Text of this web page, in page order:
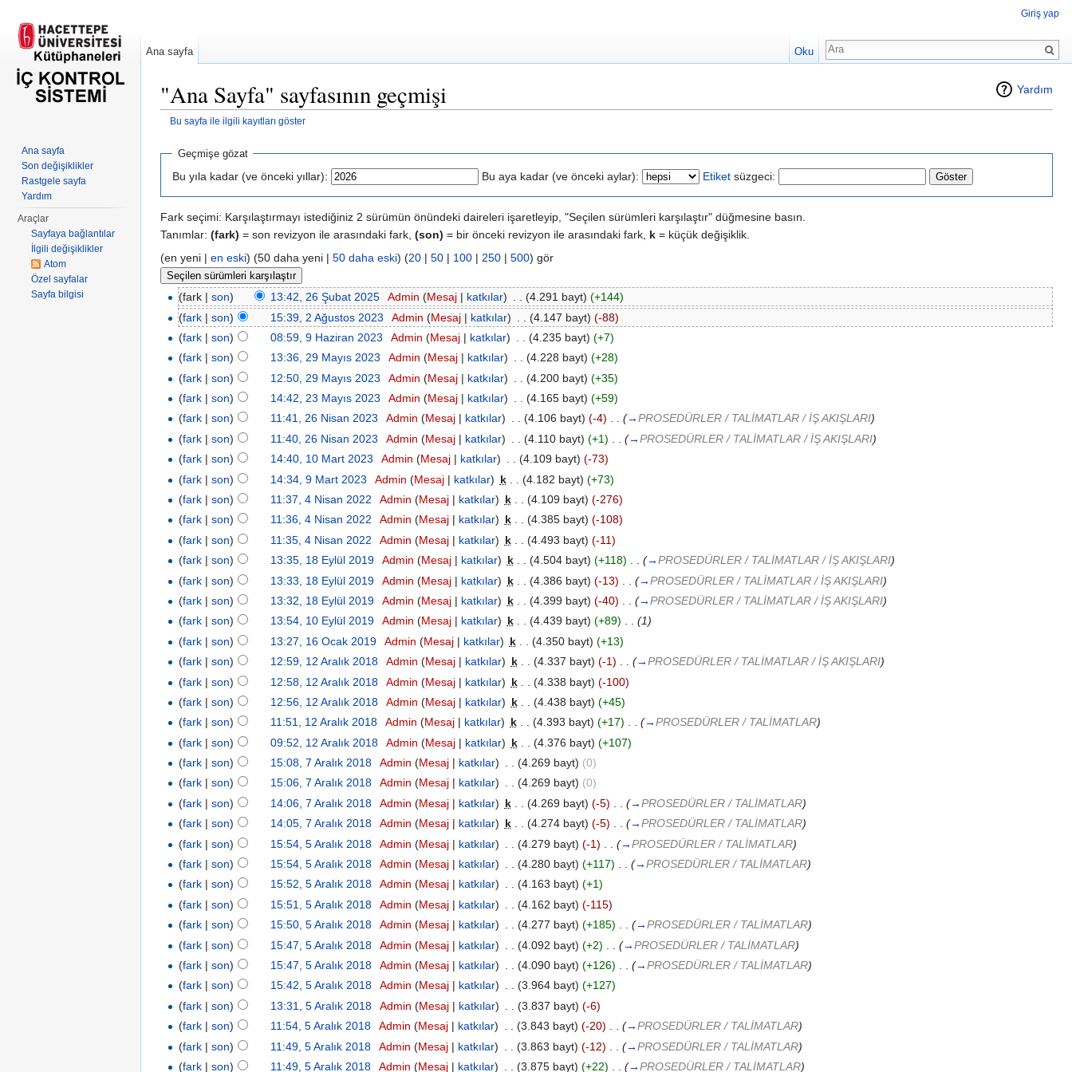
Yardım
"Ana Sayfa" sayfasının geçmişi
Bu sayfa ile ilgili kayıtları göster
Geçmişe gözat
Bu yıla kadar (ve önceki yıllar): Bu aya kadar (ve önceki aylar): Etiket süzgeci:
Fark seçimi: Karşılaştırmayı istediğiniz 2 sürümün önündeki daireleri işaretleyip, "Seçilen sürümleri karşılaştır" düğmesine basın.
Tanımlar: (fark) = son revizyon ile arasındaki fark, (son) = bir önceki revizyon ile arasındaki fark, k = küçük değişiklik.
(en yeni | en eski) (50 daha yeni | 50 daha eski) (20 | 50 | 100 | 250 | 500) gör
(fark |son) 13:42, 26 Şubat 2025 Admin (Mesaj| katkılar) (4.291 bayt) (+144)
(fark |son) 15:39, 2 Ağustos 2023 Admin (Mesaj| katkılar) (4.147 bayt) (-88)
(fark |son) 08:59, 9 Haziran 2023 Admin (Mesaj| katkılar) (4.235 bayt) (+7)
(fark |son) 13:36, 29 Mayıs 2023 Admin (Mesaj| katkılar) . . (4.228 bayt) (+28)
(fark |son) 12:50, 29 Mayıs 2023 Admin (Mesaj| katkılar) (4.200 bayt) (+35)
(fark |son) 14:42, 23 Mayıs 2023 Admin (Mesaj| katkılar) (4.165 bayt) (+59)
(fark |son) 11:41, 26 Nisan 2023 Admin (Mesaj| katkılar) . . (4.106 bayt) (-4) . . (→PROSEDÜRLER / TALİMATLAR / İŞ AKIŞLARI)
(fark |son) 11:40, 26 Nisan 2023 Admin (Mesaj| katkılar) (4.110 bayt) (+1) (→PROSEDÜRLER / TALİMATLAR / İŞ AKIŞLARI)
(fark |son) 14:40, 10 Mart 2023 Admin (Mesaj| katkılar) . . (4.109 bayt) (-73)
(fark |son) 14:34, 9 Mart 2023 Admin (Mesaj| katkılar) k (4.182 bayt) (+73)
(fark |son) 11:37, 4 Nisan 2022 Admin (Mesaj| katkılar) k (4.109 bayt) (-276)
(fark |son) 11:36, 4 Nisan 2022 Admin (Mesaj| katkılar) k . . (4.385 bayt) (-108)
(fark |son) 11:35, 4 Nisan 2022 Admin (Mesaj| katkılar) k (4.493 bayt) (-11)
(fark |son) 13:35, 18 Eylül 2019 Admin (Mesaj| katkılar) k (4.504 bayt) (+118) (→PROSEDÜRLER / TALİMATLAR / İŞ AKIŞLARI)
(fark |son) 13:33, 18 Eylül 2019 Admin (Mesaj| katkılar) k (4.386 bayt) (-13) (→PROSEDÜRLER / TALİMATLAR / İŞ AKIŞLARI)
(fark |son) 13:32, 18 Eylül 2019 Admin (Mesaj| katkılar) k (4.399 bayt) (-40) (→PROSEDÜRLER / TALİMATLAR / İŞ AKIŞLARI)
(fark |son) 13:54, 10 Eylül 2019 Admin (Mesaj| katkılar) k . . (4.439 bayt) (+89) . . (1)
(fark |son) 13:27, 16 Ocak 2019 Admin (Mesaj| katkılar) k (4.350 bayt) (+13)
(fark |son) 12:59, 12 Aralık 2018 Admin (Mesaj| katkılar) k (4.337 bayt) (-1) (→PROSEDÜRLER / TALİMATLAR / İŞ AKIŞLARI)
(fark |son) 12:58, 12 Aralık 2018 Admin (Mesaj| katkılar) k (4.338 bayt) (-100)
(fark |son) 12:56, 12 Aralık 2018 Admin (Mesaj| katkılar) k (4.438 bayt) (+45)
(fark |son) 11:51, 12 Aralık 2018 Admin (Mesaj| katkılar) k . . (4.393 bayt) (+17) . . (→PROSEDÜRLER / TALİMATLAR)
(fark |son) 09:52, 12 Aralık 2018 Admin (Mesaj| katkılar) k (4.376 bayt) (+107)
(fark |son) 15:08, 7 Aralık 2018 Admin (Mesaj| katkılar) (4.269 bayt) (0)
(fark |son) 15:06, 7 Aralık 2018 Admin (Mesaj| katkılar) . . (4.269 bayt) (0)
(fark |son) 14:06, 7 Aralık 2018 Admin (Mesaj| katkılar) k (4.269 bayt) (-5) (→PROSEDÜRLER / TALİMATLAR)
(fark |son) 14:05, 7 Aralık 2018 Admin (Mesaj| katkılar) k . . (4.274 bayt) (-5) . . (→PROSEDÜRLER / TALİMATLAR)
(fark |son) 15:54, 5 Aralık 2018 Admin (Mesaj| katkılar) (4.279 bayt) (-1) (→PROSEDÜRLER / TALİMATLAR)
(fark |son) 15:54, 5 Aralık 2018 Admin (Mesaj| katkılar) (4.280 bayt) (+117) (→PROSEDÜRLER / TALİMATLAR)
(fark |son) 15:52, 5 Aralık 2018 Admin (Mesaj| katkılar) . . (4.163 bayt) (+1)
(fark |son) 15:51, 5 Aralık 2018 Admin (Mesaj| katkılar) (4.162 bayt) (-115)
(fark |son) 15:50, 5 Aralık 2018 Admin (Mesaj| katkılar) . . (4.277 bayt) (+185) . . (→PROSEDÜRLER / TALİMATLAR)
(fark |son) 15:47, 5 Aralık 2018 Admin (Mesaj| katkılar) (4.092 bayt) (+2) (→PROSEDÜRLER / TALİMATLAR)
(fark |son) 15:47, 5 Aralık 2018 Admin (Mesaj| katkılar) (4.090 bayt) (+126) (→PROSEDÜRLER / TALİMATLAR)
(fark |son) 15:42, 5 Aralık 2018 Admin (Mesaj| katkılar) . . (3.964 bayt) (+127)
(fark |son) 13:31, 5 Aralık 2018 Admin (Mesaj| katkılar) (3.837 bayt) (-6)
(fark |son) 11:54, 5 Aralık 2018 Admin (Mesaj| katkılar) (3.843 bayt) (-20) (→PROSEDÜRLER / TALİMATLAR)
(fark |son) 11:49, 5 Aralık 2018 Admin (Mesaj| katkılar) (3.863 bayt) (-12) (→PROSEDÜRLER / TALİMATLAR)
(fark |son) 11:49, 5 Aralık 2018 Admin (Mesaj| katkılar) (3.875 bayt) (+22) (→PROSEDÜRLER / TALİMATLAR)
Giriş yap
Ana sayfa Oku
Ara
Ana sayfa
Son değişiklikler
Rastgele sayfa
Yardım
Araçlar
Sayfaya bağlantılar
İlgili değişiklikler
Atom
Özel sayfalar
Sayfa bilgisi